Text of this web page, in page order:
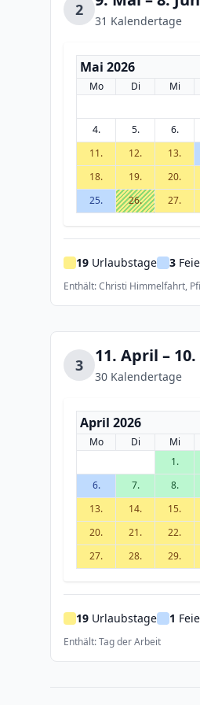
2
31 Kalendertage
Mai 2026
Mo Di Mi
4.
5. 6.
11.
12. 13.
18.
19. 20.
25.
26. 27.
19 Urlaubstage 3
Enthält: Christi Himmelfahrt,
3 11. April –
30 Kalendertage
April 2026
Mo Di Mi
1.
6.
7. 8.
13.
14. 15.
20.
21. 22.
27.
28. 29.
19 Urlaubstage 1
Enthält: Tag der Arbeit